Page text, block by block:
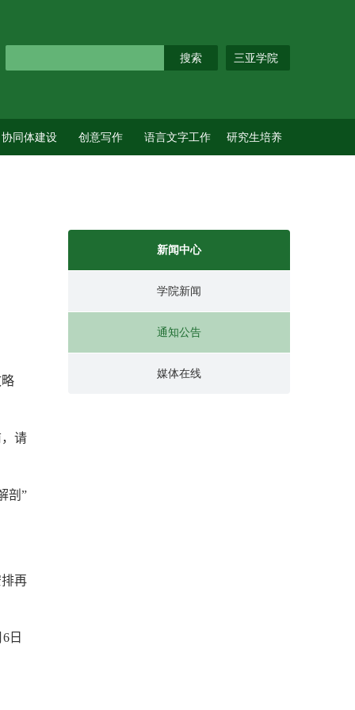
三亚学院
协同体建设 创意写作 语言文字工作 研究生培养
请
剖”
再
6日
新闻中心
学院新闻
通知公告
媒体在线